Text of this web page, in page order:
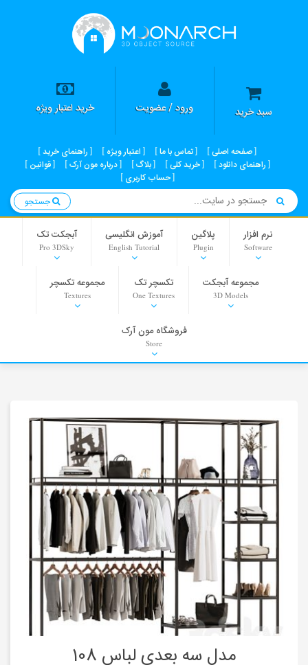
سبد خرید ورود / عضویت خرید اعتبار ویژه
صفحه اصلی تماس با ما اعتبار ویژه
راهنمای خرید
راهنمای دانلود
خرید کلی بلاگ درباره مون آرک
قوانین
حساب کاربری
نرم افزار
Software
پلاگین
Plugin
آموزش انگلیسی
English Tutorial
آبجکت تک
Pro 3DSky
مجموعه آبجکت
3D Models
تکسچر تک
One Textures
مجموعه تکسچر
Textures
PNG-PSD
فروشگاه مون آرک
Store
مدل سه بعدی لباس 108